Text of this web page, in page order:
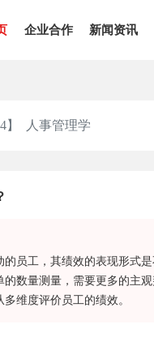
企业合作 新闻资讯
】 人事管理学
员工，其绩效的表现形式
数量测量，需要更多的主
维度评价员工的绩效。